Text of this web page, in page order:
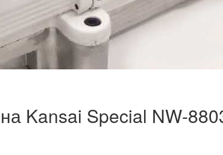
Kansai Special NW-